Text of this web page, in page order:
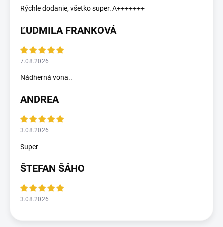
Rýchle dodanie, všetko super. A+++++++
ĽUDMILA FRANKOVÁ
7.08.2026
Nádherná vona..
ANDREA
3.08.2026
Super
ŠTEFAN ŠÁHO
3.08.2026